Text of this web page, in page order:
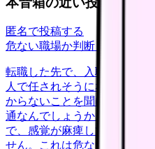
匿名で投稿する
危ない職場か判断してほしい
転職した先で、入職して二
人で任されそうになってい
からないことを聞ける相手
通なんでしょうか。 前の職
で、感覚が麻痺しているの
せん。これは危ない環境なの